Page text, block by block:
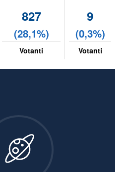
827
(28,1%)
Votanti
9
(0,3%)
Votanti